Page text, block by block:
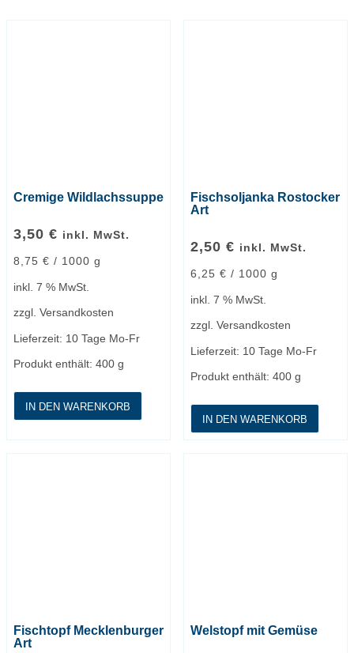
Cremige Wildlachssuppe
3,50 € inkl. MwSt.
8,75 € / 1000 g
inkl. 7 % MwSt.
zzgl. Versandkosten
Lieferzeit: 10 Tage Mo-Fr
Produkt enthält: 400 g
IN DEN WARENKORB
Fischsoljanka Rostocker
Art
2,50 € inkl. MwSt.
6,25 € / 1000 g
inkl. 7 % MwSt.
zzgl. Versandkosten
Lieferzeit: 10 Tage Mo-Fr
Produkt enthält: 400 g
IN DEN WARENKORB
Fischtopf Mecklenburger
Art
Welstopf mit Gemüse